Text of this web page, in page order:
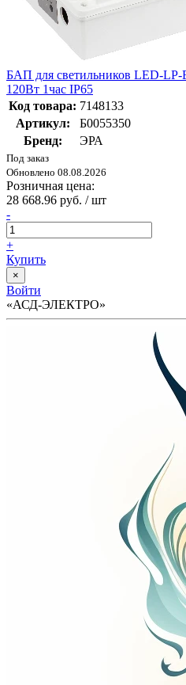
БАП для светильников LED-LP-
120Вт 1час IP65
Код товара: 7148133
Артикул:
Б0055350
Бренд:
ЭРА
Под заказ
Обновлено 08.08.2026
Розничная цена:
28 668.96 руб. / шт
-
+
Купить
×
Войти
«АСД-ЭЛЕКТРО»